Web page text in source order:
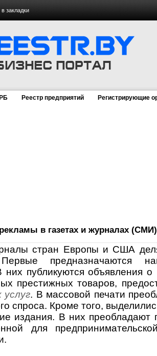
закладки
Реестр предприятий Регистрирующие
в газетах и журналах (СМИ)
стран Европы и США
предназначаются
них публикуются объявления
престижных товаров,
услуг. В массовой печати
спроса. Кроме того,
издания. В них преобладают
для